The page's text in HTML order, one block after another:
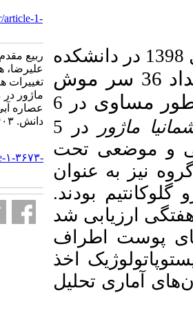
URL:http://armaghanj.yums.ac.ir/article-1-
ربیع مقدم مریم، رضوان حسین، نوریان
علیرضا، هامون نورد سحر. بررسی
تغییرات هیستوپاتولوژیک ناشی از لیشمانیا
ماژور در موش BALB/c تیمار شده با
عصاره آبی سیر(Allium sativum). ارمغان
دانش. ۱۴۰۳; ۲۹ (۵) :۶۴۲-۶۵۶
http://armaghanj.yums.ac.ir/article-۱-۳۶۷۳-